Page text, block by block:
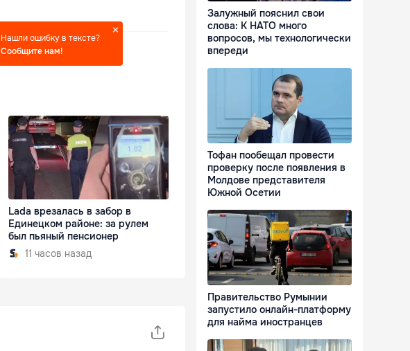
Нашли ошибку в тексте?
Сообщите нам!
Lada врезалась в забор в
Единецком районе: за рулем
был пьяный пенсионер
11 часов назад
Залужный пояснил свои
слова: К НАТО много
вопросов, мы технологически
впереди
Тофан пообещал провести
проверку после появления в
Молдове представителя
Южной Осетии
Правительство Румынии
запустило онлайн-платформу
для найма иностранцев